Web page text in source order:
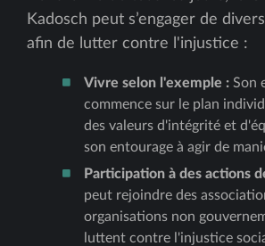
Kadosch peut s’engager de
afin de lutter contre l'injustice :
Vivre selon l'exemple : Son
commence sur le plan
des valeurs d'intégrité et
son entourage à agir de
Participation à des actions
peut rejoindre des
organisations non
luttent contre l'injustice